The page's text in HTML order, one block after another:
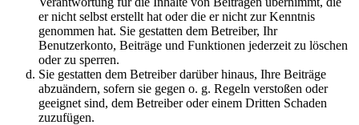
er nicht selbst erstellt hat oder die er nicht zur Kenntnis
genommen hat. Sie gestatten dem Betreiber, Ihr
Benutzerkonto, Beiträge und Funktionen jederzeit zu löschen
oder zu sperren.
Sie gestatten dem Betreiber darüber hinaus, Ihre Beiträge
abzuändern, sofern sie gegen o. g. Regeln verstoßen oder
geeignet sind, dem Betreiber oder einem Dritten Schaden
zuzufügen.